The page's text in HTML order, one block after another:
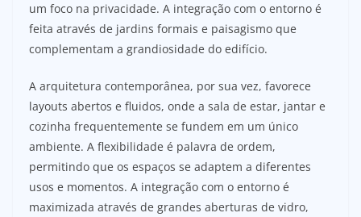
um foco na privacidade. A integração com o entorno é
feita através de jardins formais e paisagismo que
complementam a grandiosidade do edifício.
A arquitetura contemporânea, por sua vez, favorece
layouts abertos e fluidos, onde a sala de estar, jantar e
cozinha frequentemente se fundem em um único
ambiente. A flexibilidade é palavra de ordem,
permitindo que os espaços se adaptem a diferentes
usos e momentos. A integração com o entorno é
maximizada através de grandes aberturas de vidro,